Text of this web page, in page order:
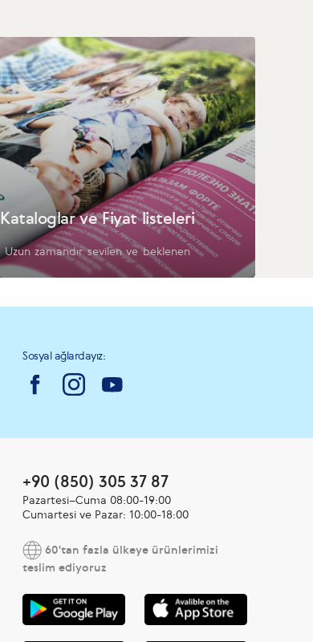
Kataloglar ve Fiyat listeleri
Uzun zamandır sevilen ve beklenen
Sosyal ağlardayız:
+90 (850) 305 37 87
Pazartesi–Cuma 08:00-19:00
Cumartesi ve Pazar: 10:00-18:00
60'tan fazla ülkeye ürünlerimizi
teslim ediyoruz